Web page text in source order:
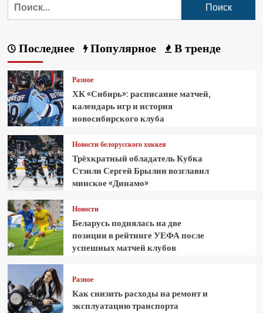
Последнее Популярное В тренде
Разное
ХК «Сибирь»: расписание матчей,
календарь игр и история
новосибирского клуба
Новости белорусского хоккея
Трёхкратный обладатель Кубка
Стэнли Сергей Брылин возглавил
минское «Динамо»
Новости
Беларусь поднялась на две
позиции в рейтинге УЕФА после
успешных матчей клубов
Разное
Как снизить расходы на ремонт и
эксплуатацию транспорта